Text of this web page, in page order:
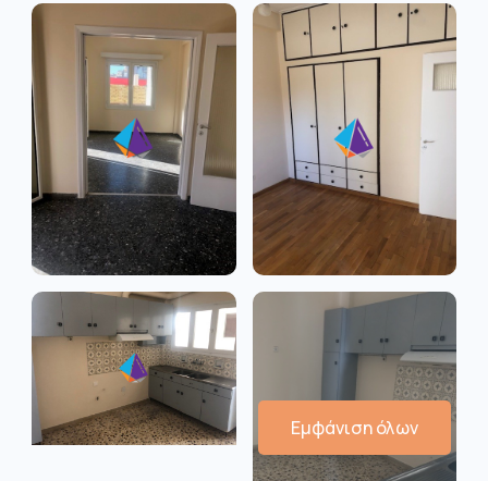
Εμφάνιση όλων